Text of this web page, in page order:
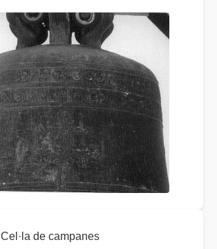
Cel·la de campanes